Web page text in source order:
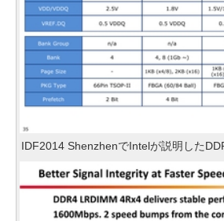
IDF2014 ShenzhenでIntelが説明した